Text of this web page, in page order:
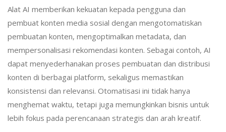
Alat AI memberikan kekuatan kepada pengguna dan
pembuat konten media sosial dengan mengotomatiskan
pembuatan konten, mengoptimalkan metadata, dan
mempersonalisasi rekomendasi konten. Sebagai contoh, AI
dapat menyederhanakan proses pembuatan dan distribusi
konten di berbagai platform, sekaligus memastikan
konsistensi dan relevansi. Otomatisasi ini tidak hanya
menghemat waktu, tetapi juga memungkinkan bisnis untuk
lebih fokus pada perencanaan strategis dan arah kreatif.